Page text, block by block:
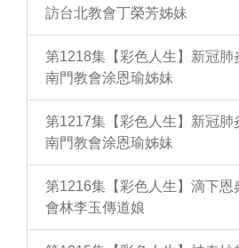
訪台北教會丁榮芳姊妹
第1218集【彩色人生】新冠肺
南門教會涂恩瑜姊妹
第1217集【彩色人生】新冠肺
南門教會涂恩瑜姊妹
第1216集【彩色人生】滴下恩
會林李玉傳道娘